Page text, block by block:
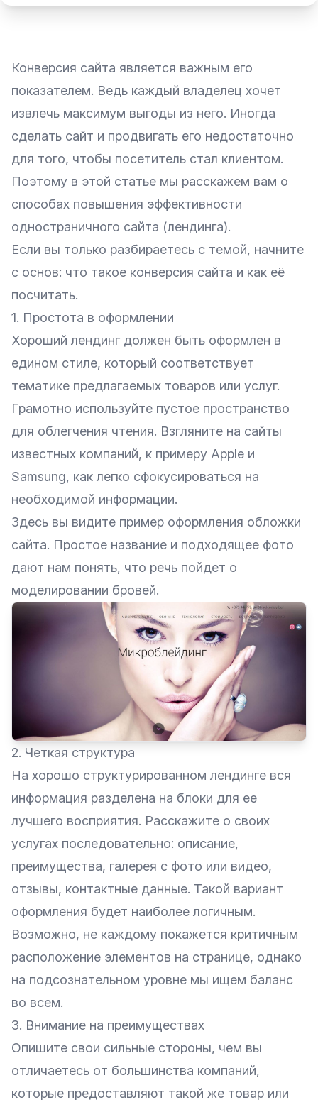
Конверсия сайта является важным его
показателем. Ведь каждый владелец хочет
извлечь максимум выгоды из него. Иногда
сделать сайт и продвигать его недостаточно
для того, чтобы посетитель стал клиентом.
Поэтому в этой статье мы расскажем вам о
способах повышения эффективности
одностраничного сайта (лендинга).
Если вы только разбираетесь с темой, начните
с основ: что такое конверсия сайта и как её
посчитать.
1. Простота в оформлении
Хороший лендинг должен быть оформлен в
едином стиле, который соответствует
тематике предлагаемых товаров или услуг.
Грамотно используйте пустое пространство
для облегчения чтения. Взгляните на сайты
известных компаний, к примеру Apple и
Samsung, как легко сфокусироваться на
необходимой информации.
Здесь вы видите пример оформления обложки
сайта. Простое название и подходящее фото
дают нам понять, что речь пойдет о
моделировании бровей.
2. Четкая структура
На хорошо структурированном лендинге вся
информация разделена на блоки для ее
лучшего восприятия. Расскажите о своих
услугах последовательно: описание,
преимущества, галерея с фото или видео,
отзывы, контактные данные. Такой вариант
оформления будет наиболее логичным.
Возможно, не каждому покажется критичным
расположение элементов на странице, однако
на подсознательном уровне мы ищем баланс
во всем.
3. Внимание на преимуществах
Опишите свои сильные стороны, чем вы
отличаетесь от большинства компаний,
которые предоставляют такой же товар или